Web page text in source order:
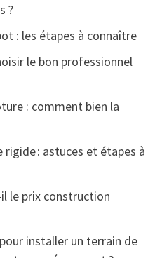
?
: les étapes à connaître
le bon professionnel
: comment bien la
: astuces et étapes à
le prix construction
installer un terrain de